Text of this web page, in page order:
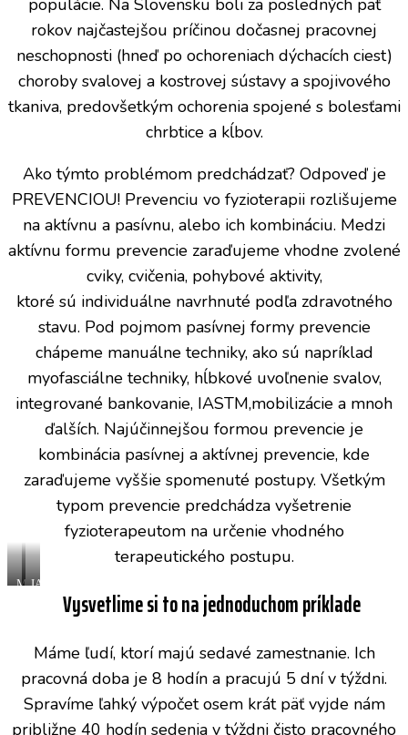
populácie. Na Slovensku boli za posledných päť
rokov najčastejšou príčinou dočasnej pracovnej
neschopnosti (hneď po ochoreniach dýchacích ciest)
choroby svalovej a kostrovej sústavy a spojivového
tkaniva, predovšetkým ochorenia spojené s bolesťami
chrbtice a kĺbov.
Ako týmto problémom predchádzať? Odpoveď je
PREVENCIOU! Prevenciu vo fyzioterapii rozlišujeme
na aktívnu a pasívnu, alebo ich kombináciu. Medzi
aktívnu formu prevencie zaraďujeme vhodne zvolené
cviky, cvičenia, pohybové aktivity,
ktoré sú individuálne navrhnuté podľa zdravotného
stavu. Pod pojmom pasívnej formy prevencie
chápeme manuálne techniky, ako sú napríklad
myofasciálne techniky, hĺbkové uvoľnenie svalov,
integrované bankovanie, IASTM,mobilizácie a mnoh
ďalších. Najúčinnejšou formou prevencie je
kombinácia pasívnej a aktívnej prevencie, kde
zaraďujeme vyššie spomenuté postupy. Všetkým
typom prevencie predchádza vyšetrenie
fyzioterapeutom na určenie vhodného
terapeutického postupu.
Myofasciálne
IASTM
Vysvetlime si to na jednoduchom príklade
Máme ľudí, ktorí majú sedavé zamestnanie. Ich
pracovná doba je 8 hodín a pracujú 5 dní v týždni.
Spravíme ľahký výpočet osem krát päť vyjde nám
približne 40 hodín sedenia v týždni čisto pracovného